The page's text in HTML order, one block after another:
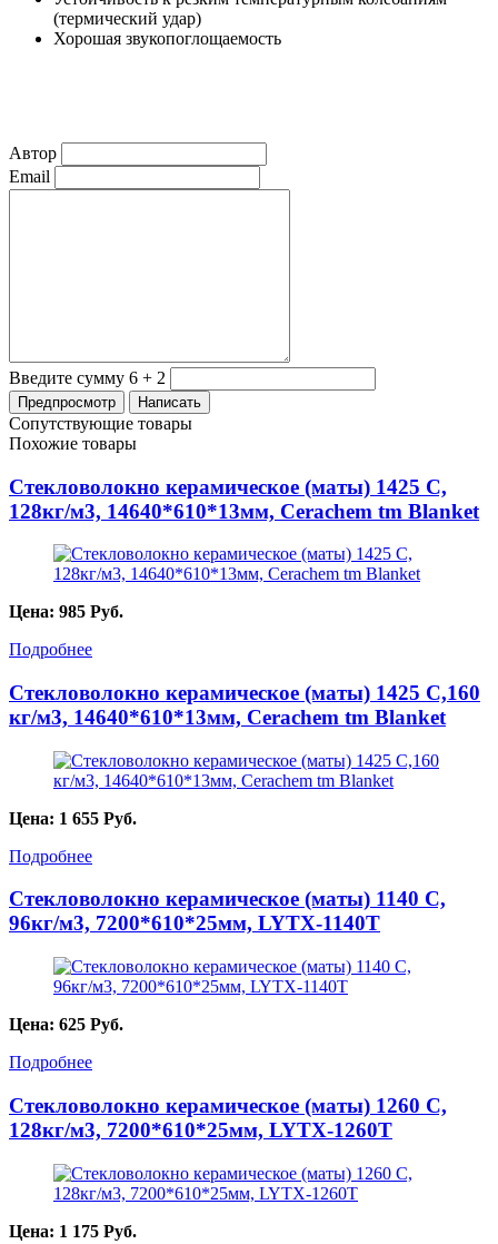
(термический удар)
Хорошая звукопоглощаемость
Автор
Email
Введите сумму 6 + 2
Сопутствующие товары
Похожие товары
Стекловолокно керамическое (маты) 1425 С,
128кг/м3, 14640*610*13мм, Cerachem tm Blanket
Цена: 985 Руб.
Подробнее
Стекловолокно керамическое (маты) 1425 С,160
кг/м3, 14640*610*13мм, Cerachem tm Blanket
Цена: 1 655 Руб.
Подробнее
Стекловолокно керамическое (маты) 1140 С,
96кг/м3, 7200*610*25мм, LYTX-1140Т
Цена: 625 Руб.
Подробнее
Стекловолокно керамическое (маты) 1260 С,
128кг/м3, 7200*610*25мм, LYTX-1260T
Цена: 1 175 Руб.